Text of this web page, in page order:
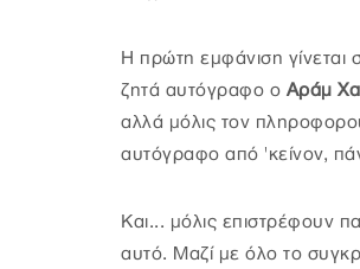
Η πρώτη εμφάνιση γίνεται
ζητά αυτόγραφο ο Αράμ
αλλά μόλις τον
αυτόγραφο από 'κείνον,
Και... μόλις επιστρέφουν
αυτό. Μαζί με όλο το